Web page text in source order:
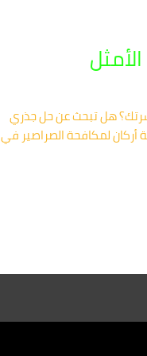
هل تبحث عن حل جذري
لمكافحة الصراصير في